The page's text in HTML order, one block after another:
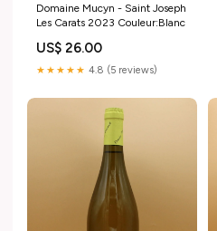
Domaine Mucyn - Saint Joseph
Les Carats 2023 Couleur:Blanc
US$ 26.00
★★★★★ 4.8 (5 reviews)